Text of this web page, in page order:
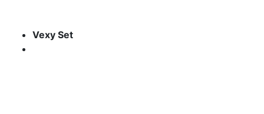
Vexy Set